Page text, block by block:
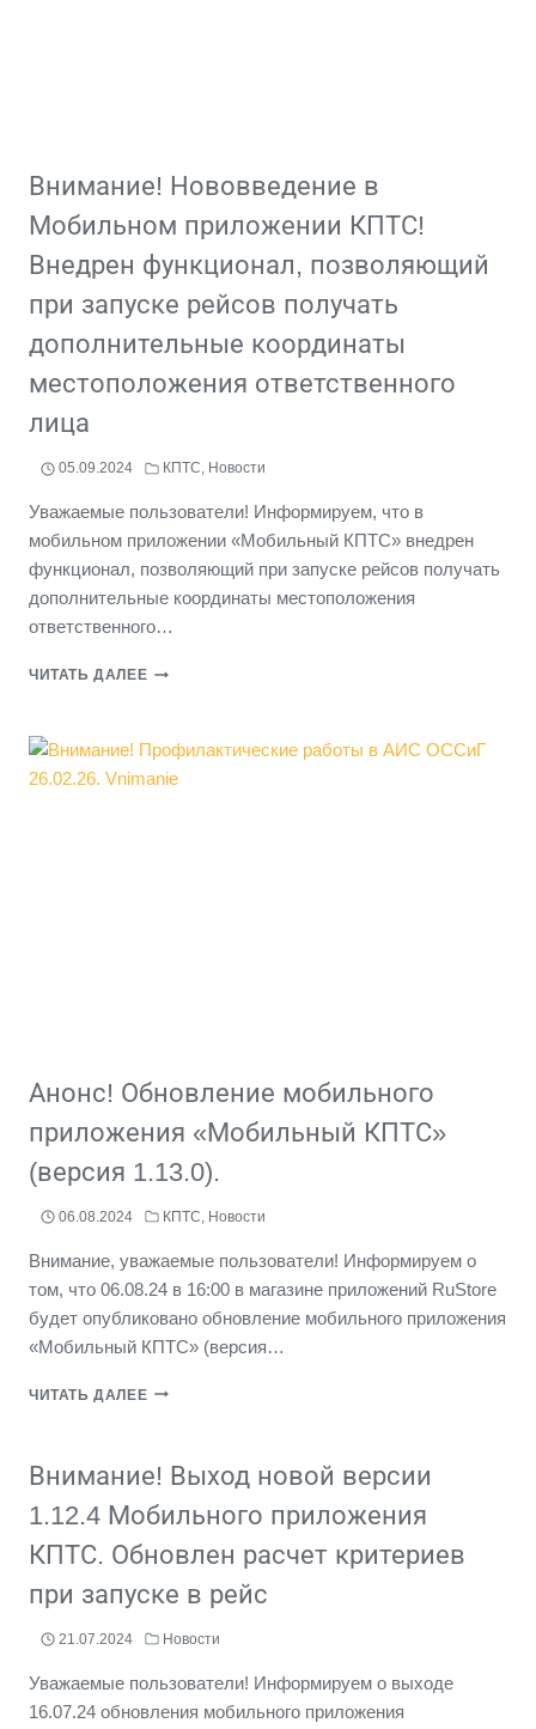
Внимание! Нововведение в
Мобильном приложении КПТС!
Внедрен функционал, позволяющий
при запуске рейсов получать
дополнительные координаты
местоположения ответственного
лица
05.09.2024 КПТС, Новости
Уважаемые пользователи! Информируем, что в
мобильном приложении «Мобильный КПТС» внедрен
функционал, позволяющий при запуске рейсов получать
дополнительные координаты местоположения
ответственного…
ЧИТАТЬ ДАЛЕЕ ВНИМАНИЕ!
ПРИЛОЖЕНИИ
КПТС!
Анонс! Обновление мобильного
приложения «Мобильный КПТС»
(версия 1.13.0).
06.08.2024 КПТС Новости
Внимание, уважаемые пользователи! Информируем о
том, что 06.08.24 в 16:00 в магазине приложений RuStore
будет опубликовано обновление мобильного приложения
«Мобильный КПТС» (версия…
ЧИТАТЬ ДАЛЕЕ АНОНС!
«МОБИЛЬНЫЙ
КПТС»
(ВЕРСИЯ
1.13.0).
Внимание! Выход новой версии
1.12.4 Мобильного приложения
КПТС. Обновлен расчет критериев
при запуске в рейс
21.07.2024 Новости
Уважаемые пользователи! Информируем о выходе
16.07.24 обновления мобильного приложения